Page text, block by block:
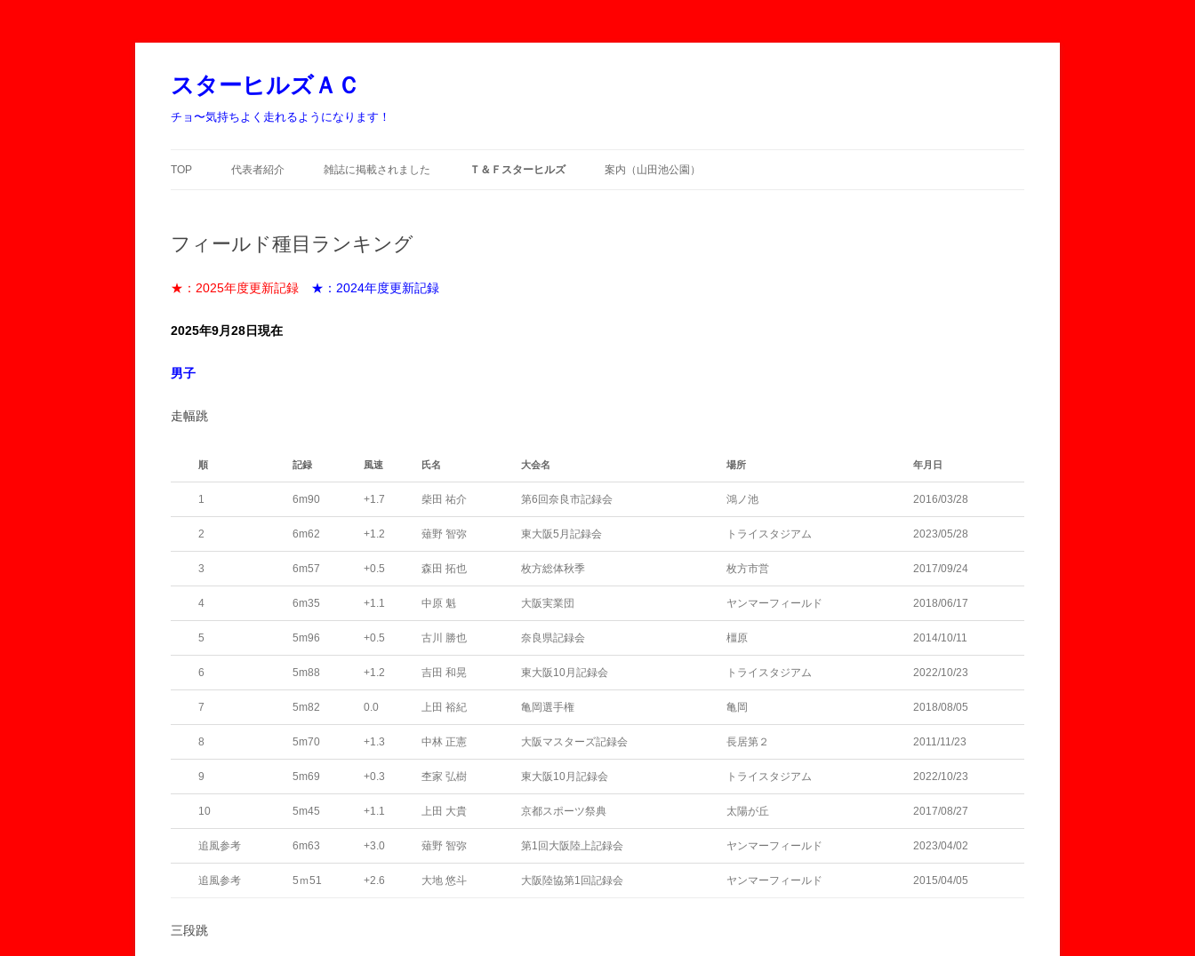
スターヒルズＡＣ
チョ〜気持ちよく走れるようになります！
ン
TOP 代表者紹介 雑誌に掲載されました Ｔ＆Ｆスターヒルズ 案内（山田池公園）
フィールド種目ランキング
★：2025年度更新記録 ★：2024年度更新記録
2025年9月28日現在
男子
走幅跳
順 記録 風速 氏名 大会名 場所 年月日
1 6m90 +1.7 柴田 祐介 第6回奈良市記録会 鴻ノ池 2016/03/28
2 6m62 +1.2 薙野 智弥 東大阪5月記録会 トライスタジアム 2023/05/28
3 6m57 +0.5 森田 拓也 枚方総体秋季 枚方市営 2017/09/24
4 6m35 +1.1 中原 魁 大阪実業団 ヤンマーフィールド 2018/06/17
5 5m96 +0.5 古川 勝也 奈良県記録会 橿原 2014/10/11
6 5m88 +1.2 吉田 和晃 東大阪10月記録会 トライスタジアム 2022/10/23
7 5m82 0.0 上田 裕紀 亀岡選手権 亀岡 2018/08/05
8 5m70 +1.3 中林 正憲 大阪マスターズ記録会 長居第２ 2011/11/23
9 5m69 +0.3 杢家 弘樹 東大阪10月記録会 トライスタジアム 2022/10/23
10 5m45 +1.1 上田 大貴 京都スポーツ祭典 太陽が丘 2017/08/27
追風参考 6m63 +3.0 薙野 智弥 第1回大阪陸上記録会 ヤンマーフィールド 2023/04/02
追風参考 5ｍ51 +2.6 大地 悠斗 大阪陸協第1回記録会 ヤンマーフィールド 2015/04/05
三段跳